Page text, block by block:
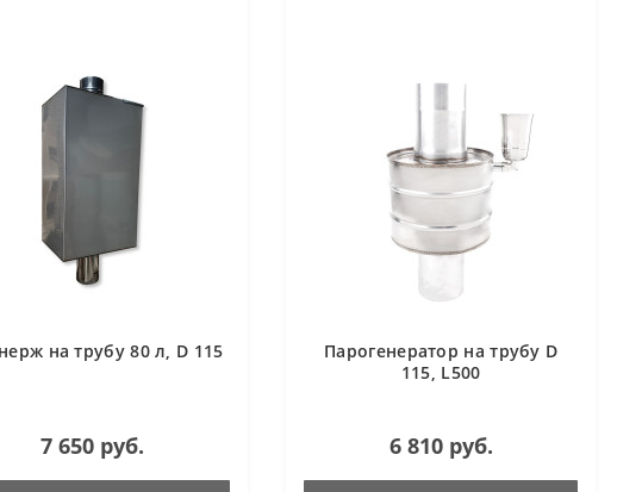
на трубу 80 л, D 115
7 650 руб.
Парогенератор на трубу D
115, L500
6 810 руб.